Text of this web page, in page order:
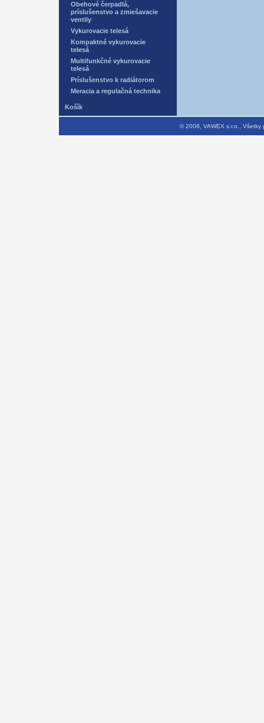
Obehové čerpadlá,
príslušenstvo a zmiešavacie
ventily
Vykurovacie telesá
Kompaktné vykurovacie
telesá
Multifunkčné vykurovacie
telesá
Príslušenstvo k radiátorom
Meracia a regulačná technika
Košík
© 2008, VAWEX s.r.o., Všetky